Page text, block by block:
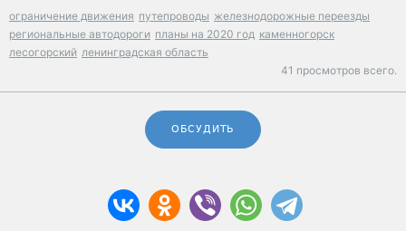
ограничение движения путепроводы железнодорожные переезды
региональные автодороги планы на 2020 год каменногорск
лесогорский ленинградская область
41 просмотров всего.
ОБСУДИТЬ